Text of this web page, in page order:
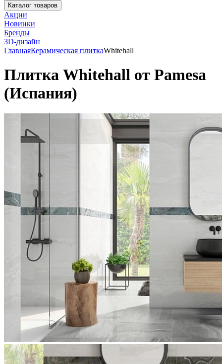
Каталог товаров
Акции
Новинки
Бренды
3D-дизайн
ГлавнаяКерамическая плиткаWhitehall
Плитка Whitehall от Pamesa
(Испания)